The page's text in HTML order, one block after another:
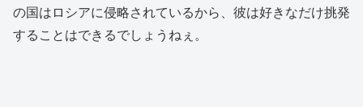
の国はロシアに侵略されているから、彼は好きなだけ挑発
することはできるでしょうねぇ。